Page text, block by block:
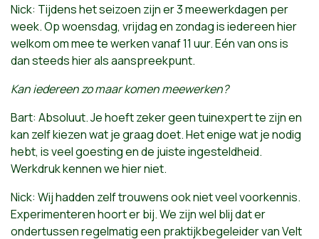
Nick: Tijdens het seizoen zijn er 3 meewerkdagen per
week. Op woensdag, vrijdag en zondag is iedereen hier
welkom om mee te werken vanaf 11 uur. Eén van ons is
dan steeds hier als aanspreekpunt.
Kan iedereen zo maar komen meewerken?
Bart: Absoluut. Je hoeft zeker geen tuinexpert te zijn en
kan zelf kiezen wat je graag doet. Het enige wat je nodig
hebt, is veel goesting en de juiste ingesteldheid.
Werkdruk kennen we hier niet.
Nick: Wij hadden zelf trouwens ook niet veel voorkennis.
Experimenteren hoort er bij. We zijn wel blij dat er
ondertussen regelmatig een praktijkbegeleider van Velt